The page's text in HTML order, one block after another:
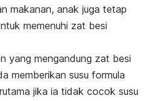
makanan, anak juga tetap
memenuhi zat besi
yang mengandung zat besi
memberikan susu formula
jika ia tidak cocok susu